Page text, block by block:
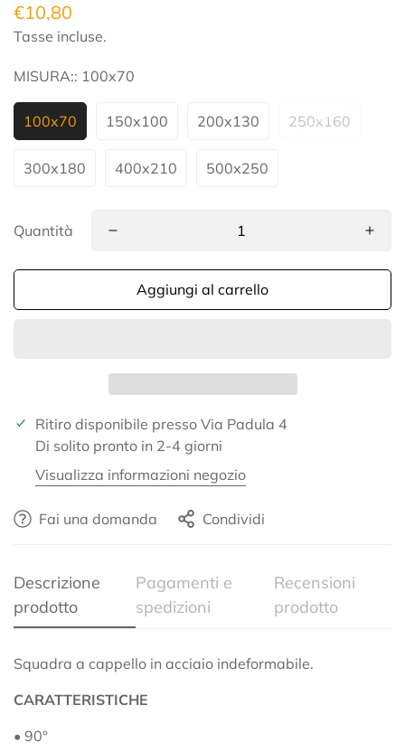
Prezzo
regolare
€10,80
Tasse incluse.
MISURA:: 100x70
100x70 150x100 200x130 250x160
300x180 400x210 500x250
Quantità
Aggiungi al carrello
Ritiro disponibile presso Via Padula 4
Di solito pronto in 2-4 giorni
Visualizza informazioni negozio
Fai una domanda Condividi
Descrizione
prodotto
Pagamenti e
spedizioni
Recensioni
prodotto
Squadra a cappello in acciaio indeformabile.
CARATTERISTICHE
• 90°
Confirm your age
Are you 18 years old or older?
No, I'm not Yes, I am